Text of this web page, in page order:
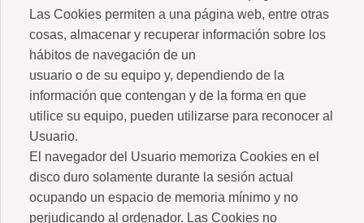
Las Cookies permiten a una página web, entre otras
cosas, almacenar y recuperar información sobre los
hábitos de navegación de un
usuario o de su equipo y, dependiendo de la
información que contengan y de la forma en que
utilice su equipo, pueden utilizarse para reconocer al
Usuario.
El navegador del Usuario memoriza Cookies en el
disco duro solamente durante la sesión actual
ocupando un espacio de memoria mínimo y no
perjudicando al ordenador. Las Cookies no